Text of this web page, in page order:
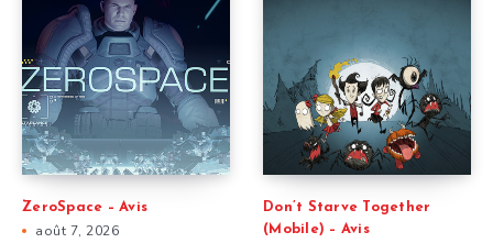
ZeroSpace – Avis
août 7, 2026
Don’t Starve Together
(Mobile) – Avis